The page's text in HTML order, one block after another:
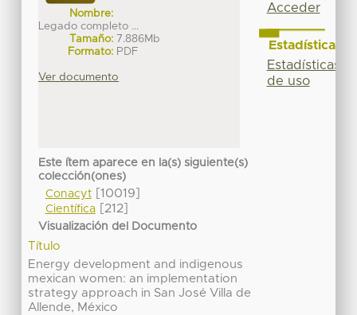
Nombre:
Legado completo ...
Tamaño: 7.886Mb
Formato: PDF
Ver documento
Este ítem aparece en la(s) siguiente(s)
colección(ones)
Conacyt[10019]
Científica[212]
Visualización del Documento
Título
Energy development and indigenous
mexican women: an implementation
strategy approach in San José Villa de
Allende, México
Acceder
Estadísticas
Estadísticas
de uso